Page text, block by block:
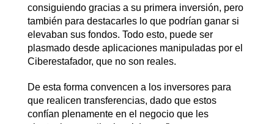
consiguiendo gracias a su primera inversión, pero
también para destacarles lo que podrían ganar si
elevaban sus fondos. Todo esto, puede ser
plasmado desde aplicaciones manipuladas por el
Ciberestafador, que no son reales.
De esta forma convencen a los inversores para
que realicen transferencias, dado que estos
confían plenamente en el negocio que les